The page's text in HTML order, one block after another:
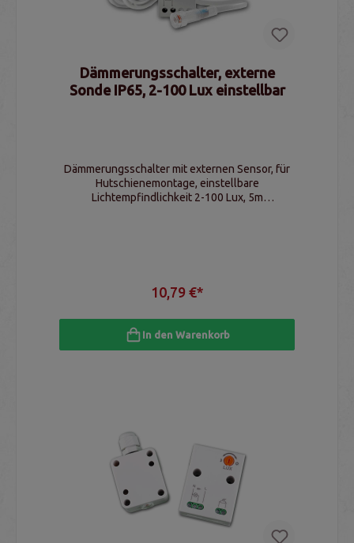
Dämmerungsschalter, externe
Sonde IP65, 2-100 Lux einstellbar
Dämmerungsschalter mit externen Sensor, für
Hutschienemontage, einstellbare
Lichtempfindlichkeit 2-100 Lux, 5m
10,79 €*
In den Warenkorb